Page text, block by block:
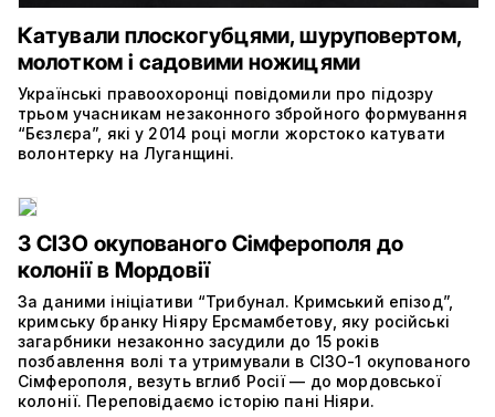
Катували плоскогубцями, шуруповертом,
молотком і садовими ножицями
Українські правоохоронці повідомили про підозру
трьом учасникам незаконного збройного формування
“Бєзлєра”, які у 2014 році могли жорстоко катувати
волонтерку на Луганщині.
З СІЗО окупованого Сімферополя до
колонії в Мордовії
За даними ініціативи “Трибунал. Кримський епізод”,
кримську бранку Ніяру Ерсмамбетову, яку російські
загарбники незаконно засудили до 15 років
позбавлення волі та утримували в СІЗО-1 окупованого
Сімферополя, везуть вглиб Росії — до мордовської
колонії. Переповідаємо історію пані Ніяри.